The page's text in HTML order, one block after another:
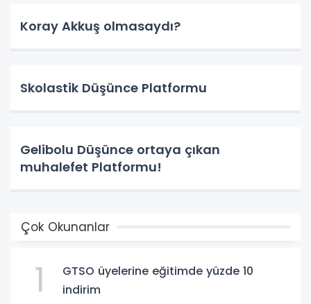
Koray Akkuş olmasaydı?
Skolastik Düşünce Platformu
Gelibolu Düşünce ortaya çıkan
muhalefet Platformu!
Çok Okunanlar
1
GTSO üyelerine eğitimde yüzde 10
indirim